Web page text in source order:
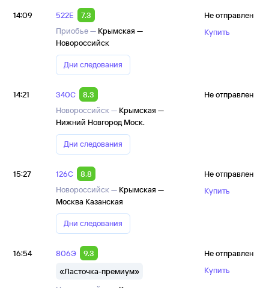
14:09 522Е
7.3
Приобье — Крымская —
Новороссийск
Дни следования
Не отправлен
Купить
14:21 340С
8.3
Новороссийск — Крымская —
Нижний Новгород Моск.
Дни следования
Не отправлен
15:27 126С
8.8
Новороссийск — Крымская —
Москва Казанская
Дни следования
Не отправлен
Купить
16:54 806Э
9.3
«Ласточка-премиум»
Не отправлен
Купить